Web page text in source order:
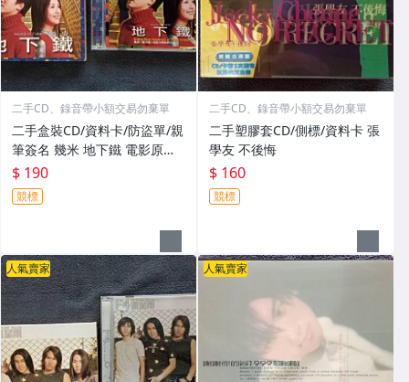
二手CD、錄音帶小額交易勿棄單
二手盒裝CD/資料卡/防盜單/親
筆簽名 幾米 地下鐵 電影原聲
帶 蕭亞軒.楊千嬅.梁朝偉
$ 190
競標
二手CD、錄音帶小額交易勿棄單
二手塑膠套CD/側標/資料卡 張
學友 不後悔
$ 160
競標
人氣賣家 人氣賣家